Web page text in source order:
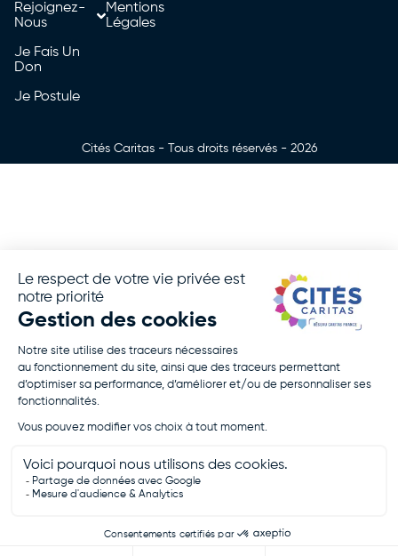
Rejoignez-
Nous
Je Fais Un
Don
Je Postule
Mentions
Légales
Cités Caritas - Tous droits réservés - 2026